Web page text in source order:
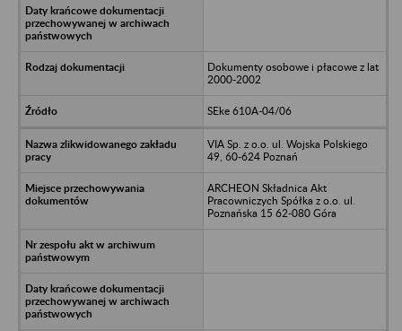
Dokumenty osobowe i płacowe z lat
2000-2002
SEke 610A-04/06
VIA Sp. z o.o. ul. Wojska Polskiego
49, 60-624 Poznań
ARCHEON Składnica Akt
Pracowniczych Spółka z o.o. ul.
Poznańska 15 62-080 Góra